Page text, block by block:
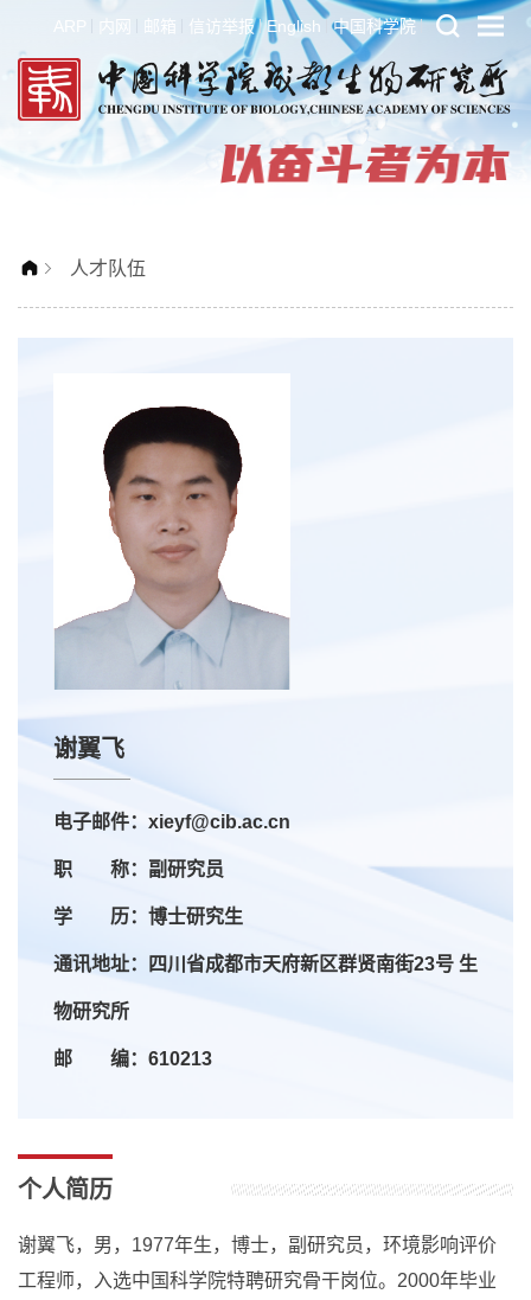
ARP 内网 邮箱 信访举报 English 中国科学院
人才队伍
谢翼飞
电子邮件：xieyf@cib.ac.cn
职 称：副研究员
学 历：博士研究生
通讯地址：四川省成都市天府新区群贤南街23号 生
物研究所
邮 编：610213
个人简历
谢翼飞，男，1977年生，博士，副研究员，环境影响评价
工程师，入选中国科学院特聘研究骨干岗位。2000年毕业